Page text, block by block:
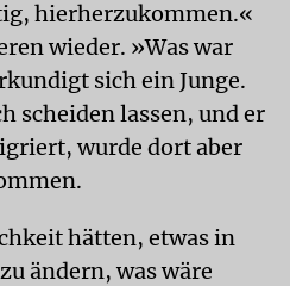
hierherzukommen.«
wieder. »Was war
sich ein Junge.
scheiden lassen, und er
wurde dort aber
hätten, etwas in
ändern, was wäre